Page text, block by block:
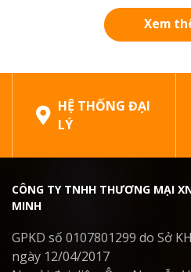
hãng” và “hàng giả, hàng
Xem
HỆ THỐNG ĐẠI
LÝ
CÔNG TY TNHH THƯƠNG MẠI
MINH
GPKD số 0107801299 do Sở
ngày 12/04/2017